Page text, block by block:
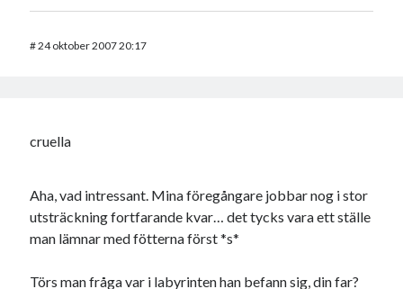
#24 oktober 2007 20:17
cruella
Aha, vad intressant. Mina föregångare jobbar nog i stor
utsträckning fortfarande kvar… det tycks vara ett ställe
man lämnar med fötterna först *s*
Törs man fråga var i labyrinten han befann sig, din far?